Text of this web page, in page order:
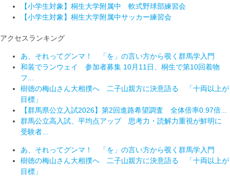
【小学生対象】桐生大学附属中 軟式野球部練習会
【小学生対象】桐生大学附属中サッカー練習会
アクセスランキング
あ、それってグンマ！ 「を」の言い方から覗く群馬学入門
和装でランウェイ 参加者募集 10月11日、桐生で第10回着物
フ...
樹徳の梅山さん大相撲へ 二子山親方に決意語る 「十両以上が
目標」
【群馬県公立入試2026】第2回進路希望調査 全体倍率0.97倍...
群馬公立高入試、平均点アップ 思考力・読解力重視が鮮明に
受験者...
あ、それってグンマ！ 「を」の言い方から覗く群馬学入門
樹徳の梅山さん大相撲へ 二子山親方に決意語る 「十両以上が
目標」